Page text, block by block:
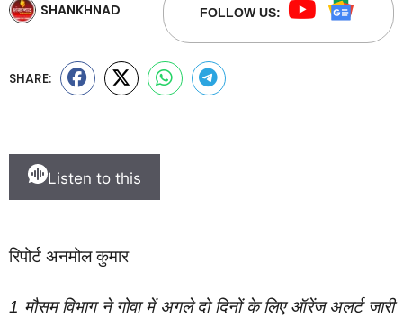
SHANKHNAD FOLLOW US:
SHARE:
Listen to this
रिपोर्ट अनमोल कुमार
1 मौसम विभाग ने गोवा में अगले दो दिनों के लिए ऑरेंज अलर्ट जारी